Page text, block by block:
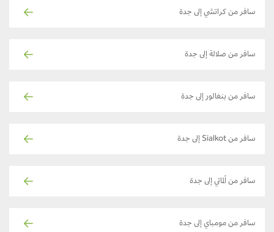
سافر من كراتشي إلى جدة
سافر من صلالة إلى جدة
سافر من بنغالور إلى جدة
سافر من Sialkot إلى جدة
سافر من ألماتي إلى جدة
سافر من مومباي إلى جدة